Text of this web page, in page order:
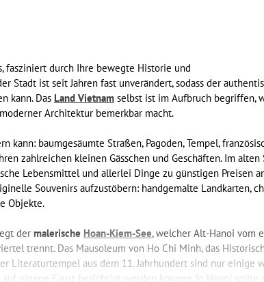
fasziniert durch Ihre bewegte Historie und
Stadt ist seit Jahren fast unverändert, sodass der
kann. Das Land Vietnam selbst ist im Aufbruch begriffen,
Architektur bemerkbar macht.
baumgesäumte Straßen, Pagoden, Tempel,
zahlreichen kleinen Gässchen und Geschäften. Im
Lebensmittel und allerlei Dinge zu günstigen Preisen
Souvenirs aufzustöbern: handgemalte Landkarten,
Objekte.
der malerische Hoan-Kiem-See, welcher Alt-Hanoi vom
trennt. Das Mausoleum von Ho Chi Minh, das
Literaturtempel aus dem 11. Jahrhundert sind nur einige
eigene Faust besichtigt werden können. In Hanoi sollte